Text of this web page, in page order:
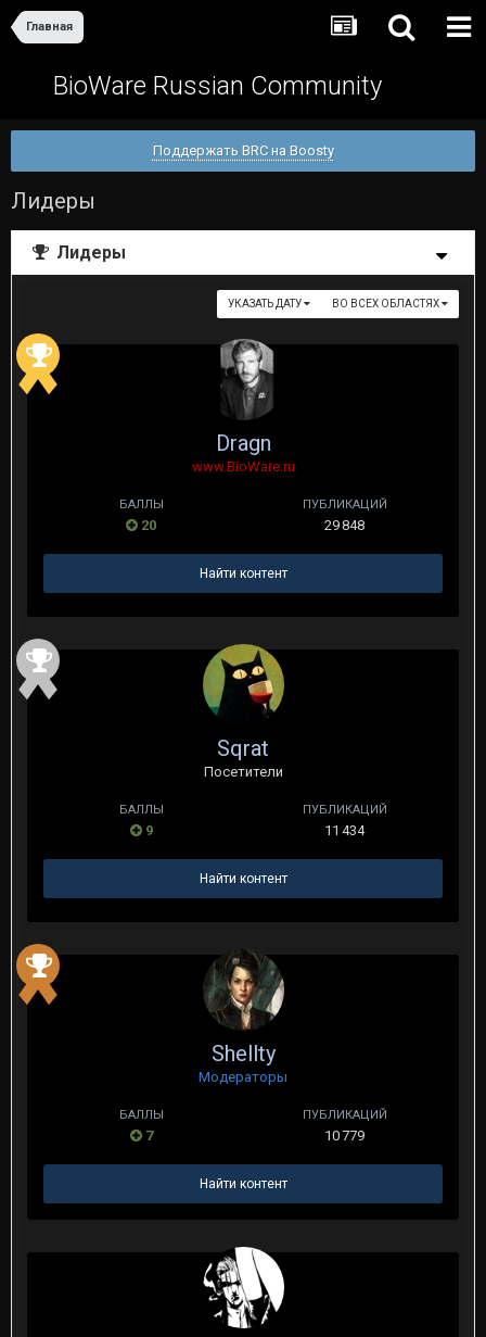
Главная
BioWare Russian Community
Поддержать BRC на Boosty
Лидеры
Лидеры
ВО ВСЕХ ОБЛАСТЯХ
УКАЗАТЬ ДАТУ
Dragn
www.BioWare.ru
БАЛЛЫ
20
ПУБЛИКАЦИЙ
29 848
Найти контент
Sqrat
Посетители
БАЛЛЫ
9
ПУБЛИКАЦИЙ
11 434
Найти контент
Shellty
Модераторы
БАЛЛЫ
7
ПУБЛИКАЦИЙ
10 779
Найти контент